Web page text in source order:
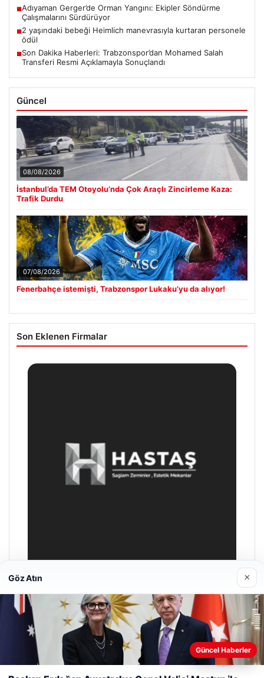
■Adıyaman Gerger’de Orman Yangını: Ekipler Söndürme
Çalışmalarını Sürdürüyor
■2 yaşındaki bebeği Heimlich manevrasıyla kurtaran personele
ödül
■Son Dakika Haberleri: Trabzonspor’dan Mohamed Salah
Transferi Resmi Açıklamayla Sonuçlandı
Güncel
08/08/2026
İstanbul’da TEM Otoyolu’nda Çok Araçlı Zincirleme Kaza:
Trafik Durdu
07/08/2026
Fenerbahçe istemişti, Trabzonspor Lukaku’yu da alıyor!
Son Eklenen Firmalar
Enes Kaplan Avukatlık Bürosu
28/04/2026
Web sitemizi nasıl kullandığınızı daha iyi anlayabilmek,
Göz Atın ×
Güncel Haberler